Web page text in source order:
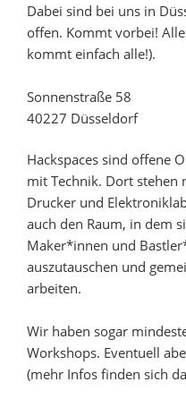
Dabei sind bei uns in
offen. Kommt vorbei!
kommt einfach alle!).
Sonnenstraße 58
40227 Düsseldorf
Hackspaces sind offene
mit Technik. Dort stehen
Drucker und
auch den Raum, in dem
Maker*innen und
auszutauschen und
arbeiten.
Wir haben sogar
Workshops. Eventuell
(mehr Infos finden sich